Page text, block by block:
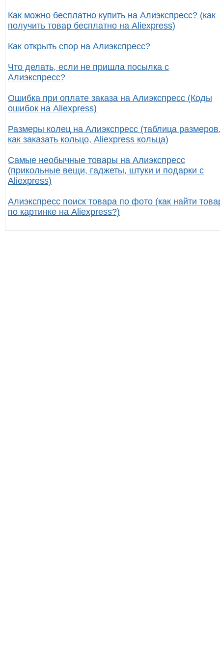
Как можно бесплатно купить на Алиэкспресс? (как
получить товар бесплатно на Aliexpress)
Как открыть спор на Алиэкспресс?
Что делать, если не пришла посылка с
Алиэкспресс?
Ошибка при оплате заказа на Алиэкспресс (Коды
ошибок на Aliexpress)
Размеры колец на Алиэкспресс (таблица
как заказать кольцо, Aliexpress кольца)
Самые необычные товары на Алиэкспресс
(прикольные вещи, гаджеты, штуки и подарки с
Aliexpress)
Алиэкспресс поиск товара по фото (как найти
по картинке на Aliexpress?)